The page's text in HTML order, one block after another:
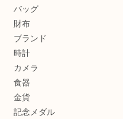
バッグ
財布
ブランド
時計
カメラ
食器
金貨
記念メダル